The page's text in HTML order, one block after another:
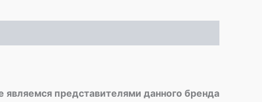
представителями данного бренда